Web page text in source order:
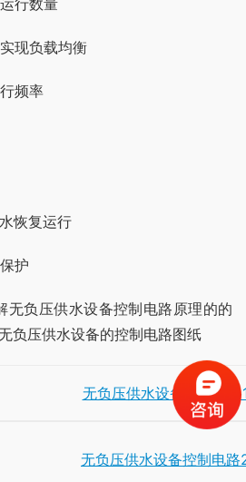
行数量
现负载均衡
频率
恢复运行
护
负压供水设备的控制电路图纸
无负压供水设备控制电路
无负压供水设备控制电路